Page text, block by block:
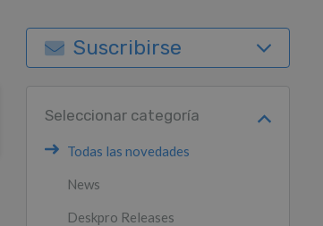
Suscribirse
Seleccionar categoría
Todas las novedades
News
Deskpro Releases